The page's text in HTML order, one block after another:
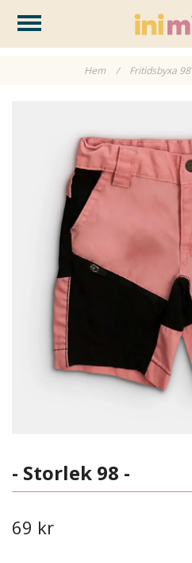
Hem / Fritidsbyxa 98
- Storlek 98 -
69 kr